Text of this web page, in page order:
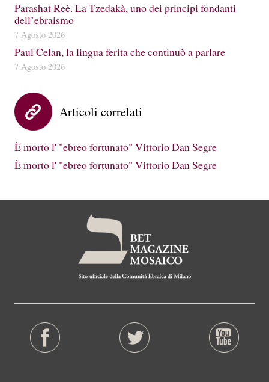
Parashat Reè. La Tzedakà, uno dei principi fondanti
dell’ebraismo
7 Agosto 2026
Paul Celan, la lingua ferita che continuò a parlare
7 Agosto 2026
Articoli correlati
È morto l' "ebreo fortunato" Vittorio Dan Segre
È morto l' "ebreo fortunato" Vittorio Dan Segre